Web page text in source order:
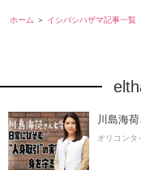
ホーム イシバシハザマ記事一覧
川島海
オリコンタ